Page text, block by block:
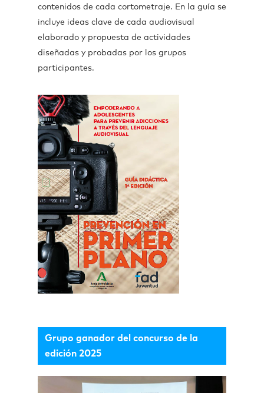
contenidos de cada cortometraje. En la guía se
incluye ideas clave de cada audiovisual
elaborado y propuesta de actividades
diseñadas y probadas por los grupos
participantes.
Grupo ganador del concurso de la
edición 2025